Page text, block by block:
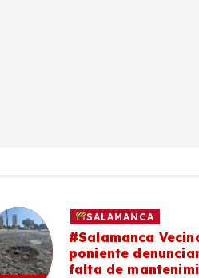
SALAMANCA
#Salamanca
poniente
falta de